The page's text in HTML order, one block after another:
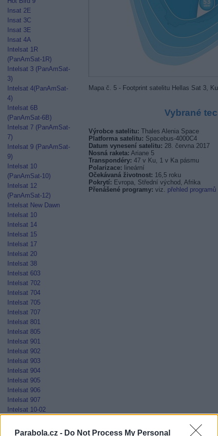
Parabola.cz - Do Not Process My Personal
Insat 2E
Insat 3C
Insat 3E
Insat 4A
Intelsat 1R
(PanAmSat-1R)
Intelsat 3 (PanAmSat-
3)
Intelsat 4(PanAmSat-
4)
Intelsat 6B
(PanAmSat-6B)
Intelsat 7 (PanAmSat-
7)
Intelsat 9 (PanAmSat-
9)
Intelsat 10
(PanAmSat-10)
Intelsat 12
(PanAmSat-12)
Intelsat New Dawn
Intelsat 10
Intelsat 14
Intelsat 15
Intelsat 17
Intelsat 20
Intelsat 38
Intelsat 603
Intelsat 702
Intelsat 704
Intelsat 705
Intelsat 707
Intelsat 801
Intelsat 805
Intelsat 901
Intelsat 902
Intelsat 903
Intelsat 904
Intelsat 905
Intelsat 906
Intelsat 907
Intelsat 10-02
Jamal-202
Mapa č. 5 - Footprint satelitu Hellas Sat 3,
Vybrané
Výrobce satelitu: Thales Alenia Space
Platforma satelitu: Spacebus-4000C4
Datum vynesení satelitu: 28. června 2017
Nosná raketa: Ariane 5
Transpondéry: 47 v Ku, 1 v Ka pásmu
Polarizace: lineární
Očekávaná životnost: 16,5 roku
Pokrytí: Evropa, Střední východ, Afrika
Přenášené programy: viz. přehled programů